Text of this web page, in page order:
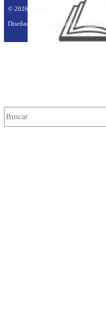
© 2026 NutriH®
Diseñado y desarrollado poredhutech